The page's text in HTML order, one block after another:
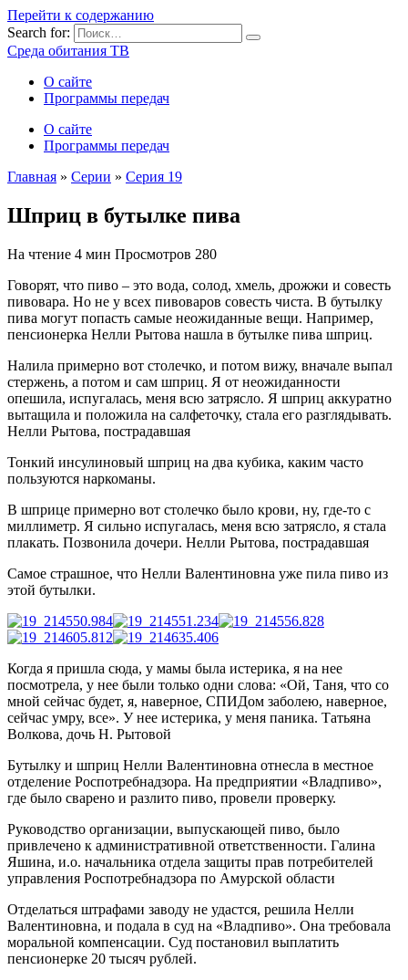
Перейти к содержанию
Search for:
Среда обитания ТВ
О сайте
Программы передач
О сайте
Программы передач
Главная » Серии » Серия 19
Шприц в бутылке пива
На чтение 4 мин Просмотров 280
Говорят, что пиво – это вода, солод, хмель, дрожжи и совесть
пивовара. Но не у всех пивоваров совесть чиста. В бутылку
пива могут попасть самые неожиданные вещи. Например,
пенсионерка Нелли Рытова нашла в бутылке пива шприц.
Налила примерно вот столечко, и потом вижу, вначале выпал
стержень, а потом и сам шприц. Я от неожиданности
опешила, испугалась, меня всю затрясло. Я шприц аккуратно
вытащила и положила на салфеточку, стала его разглядывать.
Нелли Рытова, пострадавшая
Тонкий инсулиновый шприц на два кубика, каким часто
пользуются наркоманы.
В шприце примерно вот столечко было крови, ну, где-то с
миллиметр. Я сильно испугалась, меня всю затрясло, я стала
плакать. Позвонила дочери. Нелли Рытова, пострадавшая
Самое страшное, что Нелли Валентиновна уже пила пиво из
этой бутылки.
Когда я пришла сюда, у мамы была истерика, я на нее
посмотрела, у нее были только одни слова: «Ой, Таня, что со
мной сейчас будет, я, наверное, СПИДом заболею, наверное,
сейчас умру, все». У нее истерика, у меня паника. Татьяна
Волкова, дочь Н. Рытовой
Бутылку и шприц Нелли Валентиновна отнесла в местное
отделение Роспотребнадзора. На предприятии «Владпиво»,
где было сварено и разлито пиво, провели проверку.
Руководство организации, выпускающей пиво, было
привлечено к административной ответственности. Галина
Яшина, и.о. начальника отдела защиты прав потребителей
управления Роспотребнадзора по Амурской области
Отделаться штрафами заводу не удастся, решила Нелли
Валентиновна, и подала в суд на «Владпиво». Она требовала
моральной компенсации. Суд постановил выплатить
пенсионерке 20 тысяч рублей.